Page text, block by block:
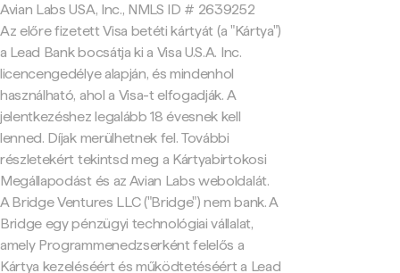
Avian Labs USA, Inc., NMLS ID # 2639252
Az előre fizetett Visa betéti kártyát (a "Kártya")
a Lead Bank bocsátja ki a Visa U.S.A. Inc.
licencengedélye alapján, és mindenhol
használható, ahol a Visa-t elfogadják. A
jelentkezéshez legalább 18 évesnek kell
lenned. Díjak merülhetnek fel. További
részletekért tekintsd meg a Kártyabirtokosi
Megállapodást és az Avian Labs weboldalát.
A Bridge Ventures LLC ("Bridge") nem bank. A
Bridge egy pénzügyi technológiai vállalat,
amely Programmenedzserként felelős a
Kártya kezeléséért és működtetéséért a Lead